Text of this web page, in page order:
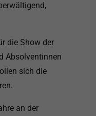
die Show der
Absolventinnen
sich die
an der